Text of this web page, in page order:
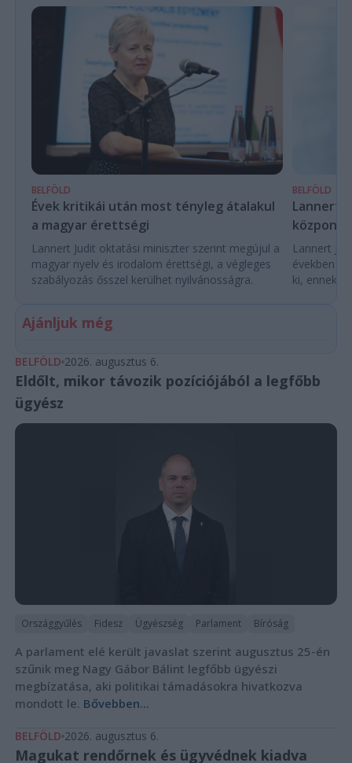
BELFÖLD
Évek kritikái után most tényleg átalakul
a magyar érettségi
Lannert Judit oktatási miniszter szerint megújul a
magyar nyelv és irodalom érettségi, a végleges
szabályozás ősszel kerülhet nyilvánosságra.
BELFÖLD
Lannert
Lannert
években
ki, ennek
Ajánljuk még
BELFÖLD 2026. augusztus 6.
Eldőlt, mikor távozik pozíciójából a legfőbb
ügyész
Országgyűlés Fidesz Ügyészség Parlament Bíróság
A parlament elé került javaslat szerint augusztus 25-én
szűnik meg Nagy Gábor Bálint legfőbb ügyészi
megbízatása, aki politikai támadásokra hivatkozva
mondott le. Bővebben...
BELFÖLD 2026. augusztus 6.
Magukat rendőrnek és ügyvédnek kiadva